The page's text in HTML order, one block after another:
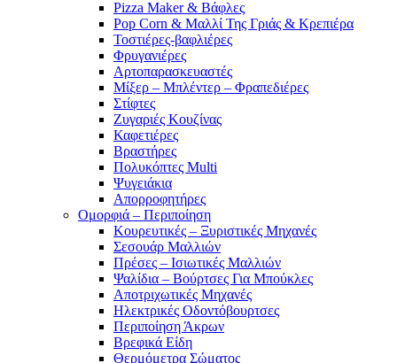
Pizza Maker & Βάφλες
Pop Corn & Μαλλί Της Γριάς & Κρεπιέρα
Τοστιέρες-βαφλιέρες
Φρυγανιέρες
Αρτοπαρασκευαστές
Μίξερ – Μπλέντερ – Φραπεδιέρες
Στίφτες
Ζυγαριές Κουζίνας
Καφετιέρες
Βραστήρες
Πολυκόπτες Multi
Ψυγειάκια
Απορροφητήρες
Ομορφιά – Περιποίηση
Κουρευτικές – Ξυριστικές Μηχανές
Σεσουάρ Μαλλιών
Πρέσες – Ισιωτικές Μαλλιών
Ψαλίδια – Βούρτσες Για Μπούκλες
Αποτριχωτικές Μηχανές
Ηλεκτρικές Οδοντόβουρτσες
Περιποίηση Άκρων
Βρεφικά Είδη
Θερμόμετρα Σώματος